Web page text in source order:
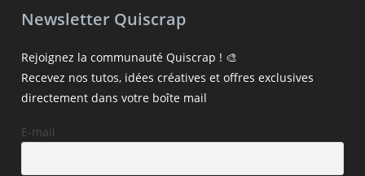
Newsletter Quiscrap
Rejoignez la communauté Quiscrap ! 🎨
Recevez nos tutos, idées créatives et offres exclusives
directement dans votre boîte mail
E-mail